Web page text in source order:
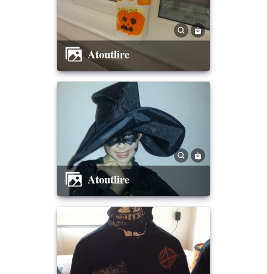
Atoutlire
Atoutlire